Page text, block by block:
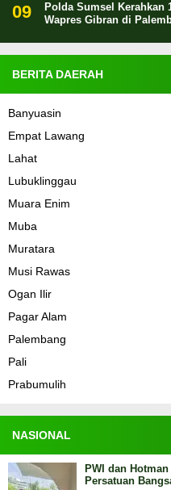
Polda Sumsel Kerahkan
Wapres Gibran di
BERITA DAERAH
Banyuasin
Empat Lawang
Lahat
Lubuklinggau
Muara Enim
Muba
Muratara
Musi Rawas
Ogan Ilir
Pagar Alam
Palembang
Pali
Prabumulih
NASIONAL
PWI dan
Persatuan